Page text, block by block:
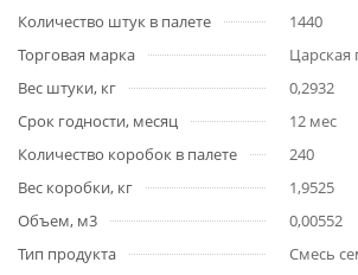
Количество штук в палете
1440
Торговая марка
Царская
Вес штуки, кг
0,2932
Срок годности, месяц
12 мес
Количество коробок в палете
240
Вес коробки, кг
1,9525
Объем, м3
0,00552
Тип продукта
Смесь